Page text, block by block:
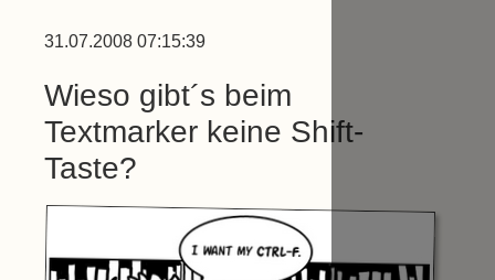
31.07.2008 07:15:39
Wieso gibt´s beim
Textmarker keine Shift-
Taste?